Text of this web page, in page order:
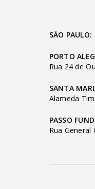
SÃO PAULO:
PORTO
Rua 24 de
SANTA
Alameda
PASSO
Rua